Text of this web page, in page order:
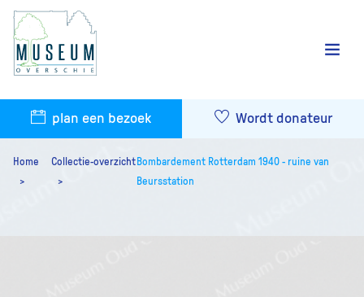
plan een bezoek Wordt donateur
Home Collectie-overzicht Bombardement Rotterdam 1940 - ruine van
Beursstation